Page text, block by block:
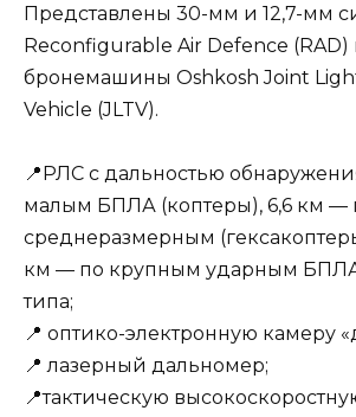
Представлены 30-мм и 12,7-мм
Reconfigurable Air Defence (RAD)
бронемашины Oshkosh Joint
Vehicle (JLTV).
📍РЛС с дальностью
малым БПЛА (коптеры), 6,6 км —
среднеразмерным
км — по крупным ударным БПЛА
типа;
📍 оптико-электронную камеру
📍 лазерный дальномер;
📍тактическую